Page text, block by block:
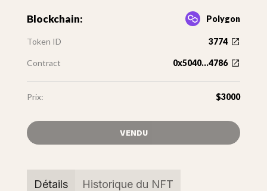
Blockchain: Polygon
Token ID 3774
Contract 0x5040...4786
Prix: $3000
VENDU
Détails Historique du NFT